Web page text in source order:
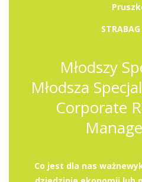
Młodszy
Młodsza
Corporate
Co jest dla nas